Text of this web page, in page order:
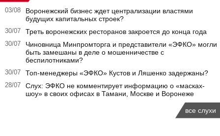
03/08
Воронежский бизнес ждет централизации властями
будущих капитальных строек?
30/07 Треть воронежских ресторанов закроется до конца года
30/07
Чиновница Минпромторга и представители «ЭФКО» могли
быть замешаны в деле о мошенничестве с
беспилотниками?
30/07 Топ-менеджеры «ЭФКО» Кустов и Ляшенко задержаны?
28/07
Слух: ЭФКО не комментирует информацию о «масках-
шоу» в своих офисах в Тамани, Москве и Воронеже
все слухи